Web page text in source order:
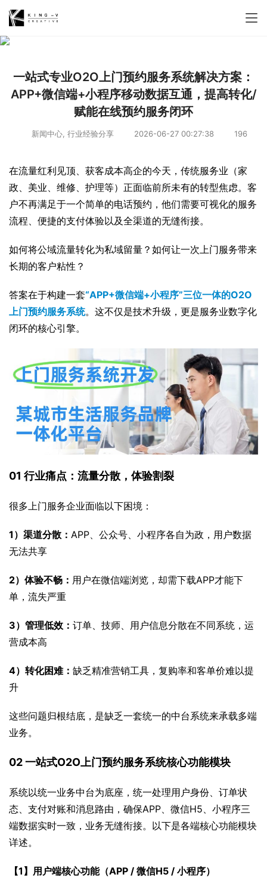
一站式专业O2O上门预约服务系统解决方案：
APP+微信端+小程序移动数据互通，提高转化/
赋能在线预约服务闭环
新闻中心 行业经验分享 2026-06-27 00:27:38 196
在流量红利见顶、获客成本高企的今天，传统服务业（家
政、美业、维修、护理等）正面临前所未有的转型焦虑。客
户不再满足于一个简单的电话预约，他们需要可视化的服务
流程、便捷的支付体验以及全渠道的无缝衔接。
如何将公域流量转化为私域留量？如何让一次上门服务带来
长期的客户粘性？
答案在于构建一套“APP+微信端+小程序”三位一体的O2O
上门预约服务系统。这不仅是技术升级，更是服务业数字化
闭环的核心引擎。
01 行业痛点：流量分散，体验割裂
很多上门服务企业面临以下困境：
1）渠道分散： APP、公众号、小程序各自为政，用户数据
无法共享
2）体验不畅： 用户在微信端浏览，却需下载APP才能下
单，流失严重
3）管理低效： 订单、技师、用户信息分散在不同系统，运
营成本高
4）转化困难： 缺乏精准营销工具，复购率和客单价难以提
升
这些问题归根结底，是缺乏一套统一的中台系统来承载多端
业务。
02 一站式O2O上门预约服务系统核心功能模块
系统以统一业务中台为底座，统一处理用户身份、订单状
态、支付对账和消息路由，确保APP、微信H5、小程序三
端数据实时一致，业务无缝衔接。以下是各端核心功能模块
详述。
【1】用户端核心功能（APP / 微信H5 / 小程序）